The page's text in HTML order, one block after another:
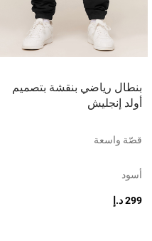
بنطال رياضي بنقشة بتصميم
أولد إنجليش
قصّة واسعة
أسود
299 د.إ